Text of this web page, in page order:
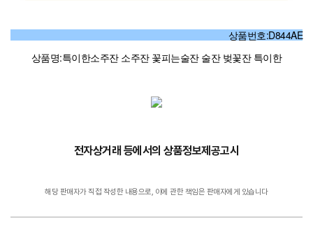
상품번호:D844AE
상품명:특이한소주잔 소주잔 꽃피는술잔 술잔 벚꽃잔 특이한
전자상거래 등에서의 상품정보제공고시
해당 판매자가 직접 작성한 내용으로, 이에 관한 책임은 판매자에게 있습니다